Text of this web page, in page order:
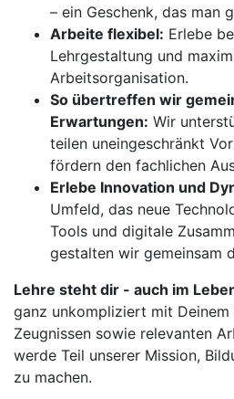
– ein Geschenk, das man
Arbeite flexibel: Erlebe
Lehrgestaltung und
Arbeitsorganisation.
So übertreffen wir
Erwartungen: Wir
teilen uneingeschränkt
fördern den fachlichen
Erlebe Innovation und
Umfeld, das neue
Tools und digitale
gestalten wir gemeinsam
Lehre steht dir - auch im
ganz unkompliziert mit Deinem
Zeugnissen sowie relevanten
werde Teil unserer Mission,
zu machen.